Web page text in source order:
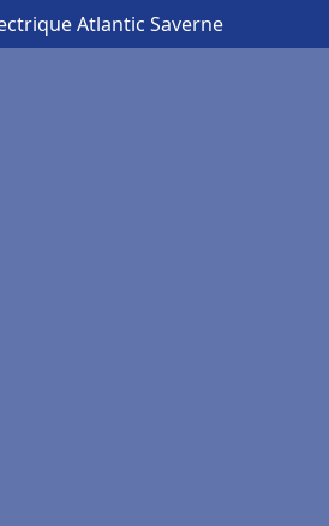
Atlantic Saverne